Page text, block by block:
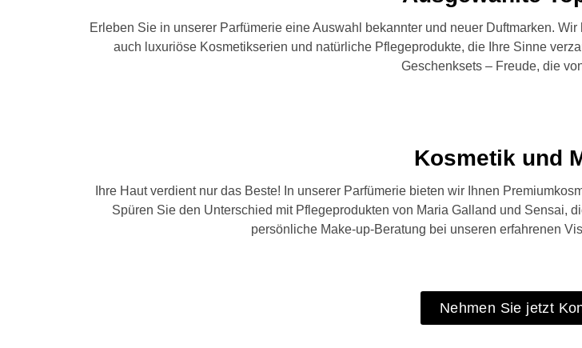
Erleben Sie in unserer Parfümerie eine Auswahl bekannter und neuer Duftmarken.
auch luxuriöse Kosmetikserien und natürliche Pflegeprodukte, die Ihre Sinne
Geschenksets – Freude, die
Kosmetik und
Ihre Haut verdient nur das Beste! In unserer Parfümerie bieten wir Ihnen
Spüren Sie den Unterschied mit Pflegeprodukten von Maria Galland und Sensai,
persönliche Make-up-Beratung bei unseren erfahrenen
Nehmen Sie jetzt